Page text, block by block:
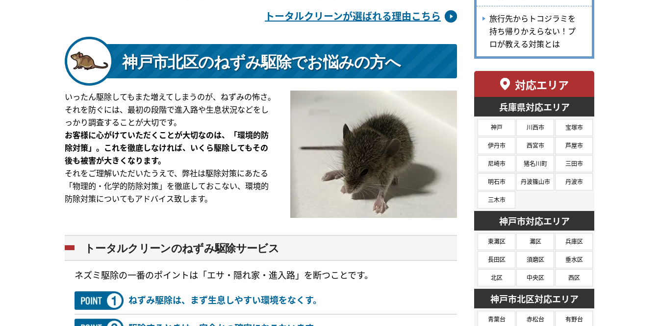
トータルクリーンが選ばれる理由こちら
神戸市北区のねずみ駆除でお悩みの方へ
いったん駆除してもまた増えてしまうのが、ねずみの怖さ。
それを防ぐには、最初の段階で進入路や生息状況などをし
っかり調査することが大切です。
お客様に心がけていただくことが大切なのは、「環境的防
除対策」。これを徹底しなければ、いくら駆除してもその
後も被害が大きくなります。
それをご理解いただいたうえで、弊社は駆除対策にあたる
「物理的・化学的防除対策」を徹底しておこない、環境的
防除対策についてもアドバイス致します。
トータルクリーンのねずみ駆除サービス
ネズミ駆除の一番のポイントは「エサ・隠れ家・進入路」を断つことです。
ねずみ駆除は、まず生息しやすい環境をなくす。
旅行先からトコジラミを
持ち帰りかえらない！プ
ロが教える対策とは
対応エリア
兵庫県対応エリア
神戸 川西市 宝塚市
伊丹市 西宮市 芦屋市
尼崎市 猪名川町 三田市
明石市 丹波篠山市 丹波市
三木市
神戸市対応エリア
東灘区 灘区 兵庫区
長田区 須磨区 垂水区
北区 中央区 西区
神戸市北区対応エリア
青葉台 赤松台 有野台